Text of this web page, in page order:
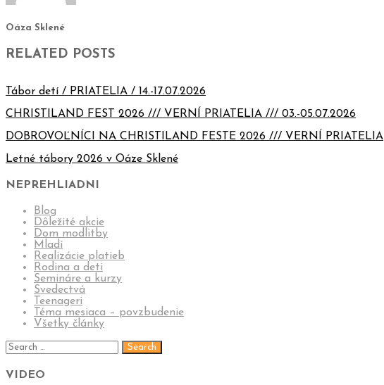
Oáza Sklené
RELATED POSTS
Tábor detí / PRIATELIA / 14.-17.07.2026
CHRISTILAND FEST 2026 /// VERNÍ PRIATELIA /// 03.-05.07.2026
DOBROVOĽNÍCI NA CHRISTILAND FESTE 2026 /// VERNÍ PRIATELIA
Letné tábory 2026 v Oáze Sklené
NEPREHLIADNI
Blog
Dôležité akcie
Dom modlitby
Mladí
Realizácie platieb
Rodina a deti
Semináre a kurzy
Svedectvá
Teenageri
Téma mesiaca – povzbudenie
Všetky články
VIDEO